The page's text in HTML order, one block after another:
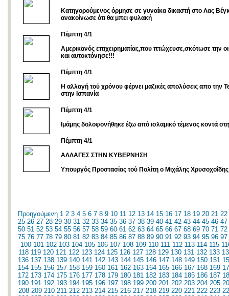
Κατηγορούμενος όρμησε σε γυναίκα δικαστή στο Λας
ανακοίνωσε ότι θα μπει φυλακή
Πέμπτη 4/1
Αμερικανός επιχειρηματίας,που πτώχευσε,σκότωσε την
και αυτοκτόνησε!!!
Πέμπτη 4/1
Η αλλαγή τού χρόνου φέρνει μαζικές απολύσεις απο την
στην Ισπανία
Πέμπτη 4/1
Ιμάμης δολοφονήθηκε έξω από ισλαμικό τέμενος κοντά
Πέμπτη 4/1
ΑΛΛΑΓΕΣ ΣΤΗΝ ΚΥΒΕΡΝΗΣΗ
Υπουργός Προστασίας τού Πολίτη ο Μιχάλης Χρυσοχοΐδης
Προηγούμενη 1 2 3 4 5 6 7 8 9 10 11 12 13 14 15 16 17 18 19 20 21 22
25 26 27 28 29 30 31 32 33 34 35 36 37 38 39 40 41 42 43 44 45 46 47
50 51 52 53 54 55 56 57 58 59 60 61 62 63 64 65 66 67 68 69 70 71 72
75 76 77 78 79 80 81 82 83 84 85 86 87 88 89 90 91 92 93 94 95 96 97
100 101 102 103 104 105 106 107 108 109 110 111 112 113 114 115
118 119 120 121 122 123 124 125 126 127 128 129 130 131 132 133
136 137 138 139 140 141 142 143 144 145 146 147 148 149 150 151
154 155 156 157 158 159 160 161 162 163 164 165 166 167 168 169
172 173 174 175 176 177 178 179 180 181 182 183 184 185 186 187
190 191 192 193 194 195 196 197 198 199 200 201 202 203 204 205
208 209 210 211 212 213 214 215 216 217 218 219 220 221 222 223